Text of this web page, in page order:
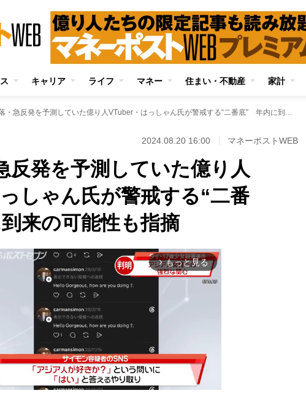
キャリア ライフ マネー 住まい・不動産 家計
株価暴落・急反発を予測していた億り人VTuber・はっしゃん氏が警戒する“二番底” 年内に到来の可能性も指摘
2024.08.20 16:00 マネーポストWEB
反発を予測していた億り人
しゃん氏が警戒する“二番
来の可能性も指摘
arrow_forward_ios もっと見る